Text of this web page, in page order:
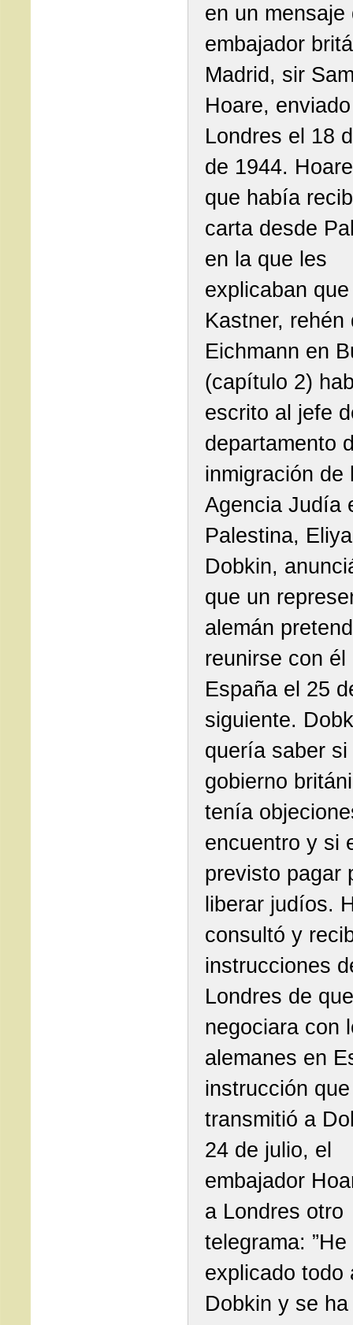
en un mensaje
embajador
Madrid, sir
Hoare,
Londres el 18
de 1944.
que había
carta desde
en la que les
explicaban que
Kastner, rehén
Eichmann en
(capítulo 2)
escrito al jefe
departamento
inmigración de
Agencia Judía
Palestina,
Dobkin,
que un
alemán
reunirse con él
España el 25
siguiente.
quería saber si
gobierno
tenía
encuentro y si
previsto pagar
liberar judíos.
consultó y
instrucciones
Londres de
negociara con
alemanes en
instrucción que
transmitió a
24 de julio, el
embajador
a Londres otro
telegrama: ”He
explicado todo
Dobkin y se ha